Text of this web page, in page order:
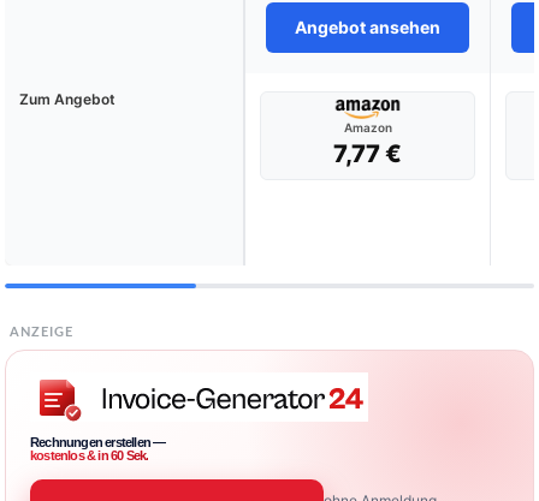
Angebot ansehen
Zum Angebot
Amazon
7,77 €
ANZEIGE
Rechnungen erstellen —
kostenlos & in 60 Sek.